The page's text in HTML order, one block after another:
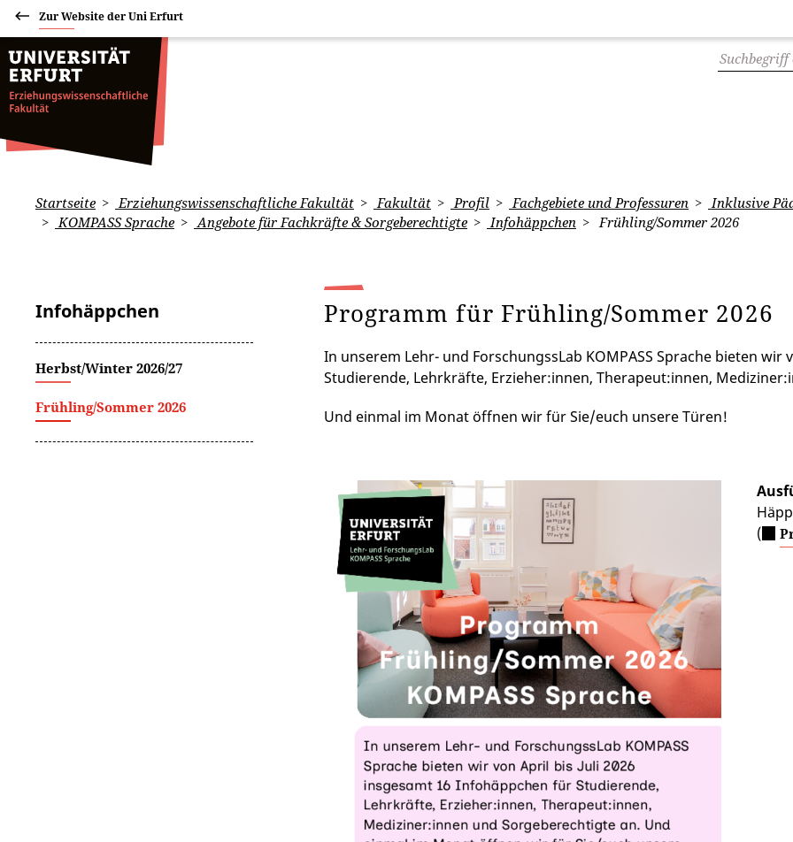
Zur Website der Uni Erfurt
Startseite Erziehungswissenschaftliche Fakultät Fakultät Profil Fachgebiete und Professuren
Inklusive
KOMPASS Sprache
Angebote für Fachkräfte & Sorgeberechtigte Infohäppchen Frühling/Sommer 2026
Infohäppchen
Herbst/Winter 2026/27
Frühling/Sommer 2026
Programm für Frühling/Sommer 2026
In unserem Lehr- und ForschungssLab KOMPASS Sprache bieten wir
Studierende, Lehrkräfte, Erzieher:innen, Therapeut:innen,
Und einmal im Monat öffnen wir für Sie/euch unsere Türen!
(